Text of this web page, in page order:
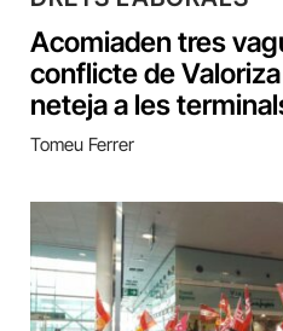
Acomiaden tres
conflicte de
neteja a les
Tomeu Ferrer